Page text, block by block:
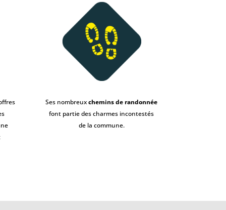
Ses nombreuxchemins de randonnée
font partie des charmes incontestés
de la commune.